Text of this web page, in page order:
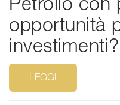
Petrolio con
opportunità
investimenti?
LEGGI